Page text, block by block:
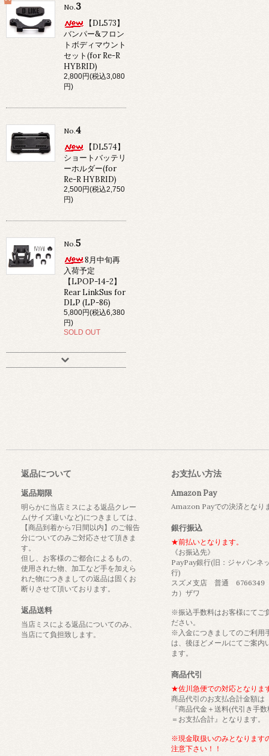
No.3
【DL573】
バンパー&フロン
トボディマウント
セット(for Re-R
HYBRID)
2,800円(税込3,080
円)
No.4
【DL574】
ショートバッテリ
ーホルダー(for
Re-R HYBRID)
2,500円(税込2,750
円)
No.5
8月中旬再
入荷予定
【LPOP-14-2】
Rear LinkSus for
DLP (LP-86)
5,800円(税込6,380
円)
SOLD OUT
返品について
返品期限
明らかに当店ミスによる返品クレー
ム(サイズ違いなど)につきましては、
【商品到着から7日間以内】のご報告
分についてのみご対応させて頂きま
す。
但し、お客様のご都合によるもの、
使用された物、加工など手を加えら
れた物につきましての返品は固くお
断りさせて頂いております。
返品送料
当店ミスによる返品についてのみ、
当店にて負担致します。
お支払い方法
Amazon Pay
Amazon Payでの決済となり
銀行振込
★前払いとなります。
《お振込先》
PayPay銀行(旧：ジャパンネ
行)
スズメ支店 普通 6766349
カ）ザワ
※振込手数料はお客様にてご
ださい。
※入金につきましてのご利用
は、後ほどメールにてご案内
ます。
商品代引
★佐川急便での対応となりま
商品代引のお支払合計金額は
『商品代金＋送料(代引き手
＝お支払合計』となります。
※現金取扱いのみとなります
注意下さい！！